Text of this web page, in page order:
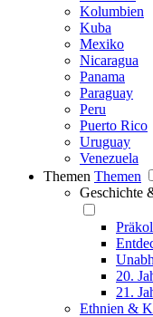
Kolumbien
Kuba
Mexiko
Nicaragua
Panama
Paraguay
Peru
Puerto Rico
Uruguay
Venezuela
Themen Themen
Geschichte
20.
21.
Ethnien &